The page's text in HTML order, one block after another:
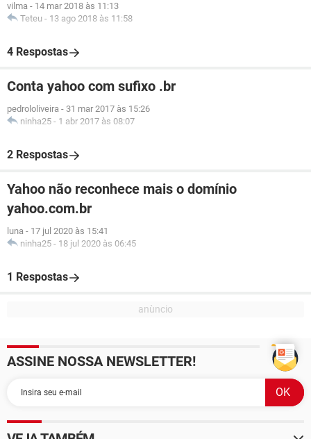
vilma - 14 mar 2018 às 11:13
Teteu - 13 ago 2018 às 11:58
4 Respostas
Conta yahoo com sufixo .br
pedrololiveira - 31 mar 2017 às 15:26
ninha25 - 1 abr 2017 às 08:07
2 Respostas
Yahoo não reconhece mais o domínio
yahoo.com.br
luna - 17 jul 2020 às 15:41
ninha25 - 18 jul 2020 às 06:45
1 Respostas
ASSINE NOSSA NEWSLETTER!